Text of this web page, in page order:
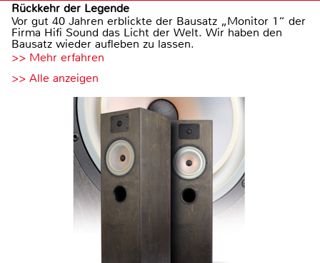
Rückkehr der Legende
Vor gut 40 Jahren erblickte der Bausatz „Monitor 1“ der
Firma Hifi Sound das Licht der Welt. Wir haben den
Bausatz wieder aufleben zu lassen.
>> Mehr erfahren
>> Alle anzeigen